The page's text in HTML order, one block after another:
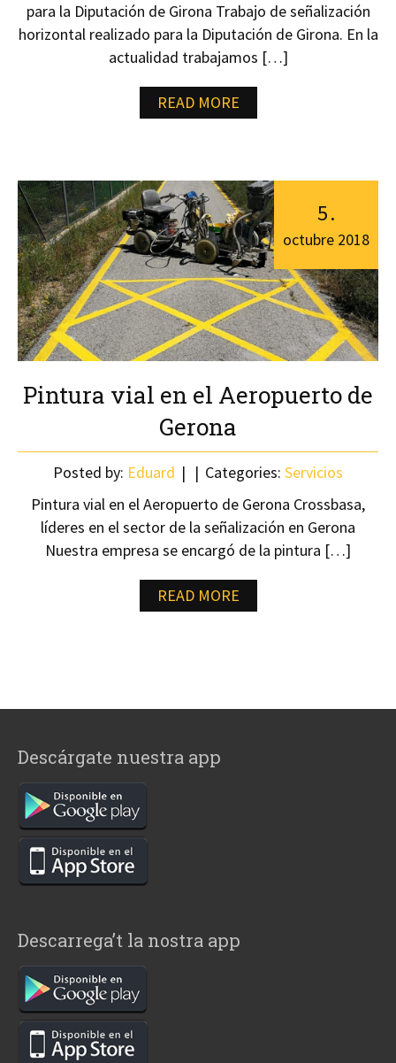
para la Diputación de Girona Trabajo de señalización
horizontal realizado para la Diputación de Girona. En la
actualidad trabajamos […]
READ MORE
Pintura vial en el Aeropuerto de
Gerona
5.
octubre 2018
Posted by: Eduard Categories: Servicios
Pintura vial en el Aeropuerto de Gerona Crossbasa,
líderes en el sector de la señalización en Gerona
Nuestra empresa se encargó de la pintura […]
READ MORE
Descárgate nuestra app
Descarrega’t la nostra app